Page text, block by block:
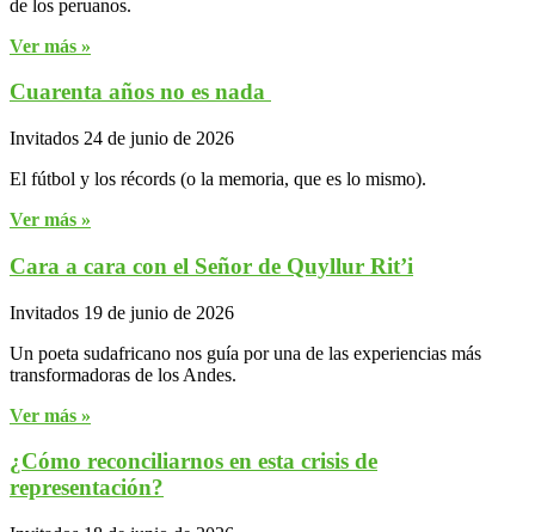
de los peruanos.
Ver más »
Cuarenta años no es nada
Invitados 24 de junio de 2026
El fútbol y los récords (o la memoria, que es lo mismo).
Ver más »
Cara a cara con el Señor de Quyllur Rit’i
Invitados 19 de junio de 2026
Un poeta sudafricano nos guía por una de las experiencias más
transformadoras de los Andes.
Ver más »
¿Cómo reconciliarnos en esta crisis de
representación?